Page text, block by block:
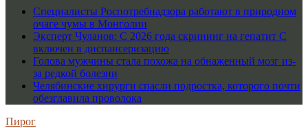
Специалисты Роспотребнадзора работают в природном
очаге чумы в Монголии
Эксперт Чуланов: С 2026 года скрининг на гепатит С
включен в диспансеризацию
Голова мужчины стала похожа на обнаженный мозг из-
за редкой болезни
Челябинские хирурги спасли подростка, которого почти
обезглавила проволока
Пирог